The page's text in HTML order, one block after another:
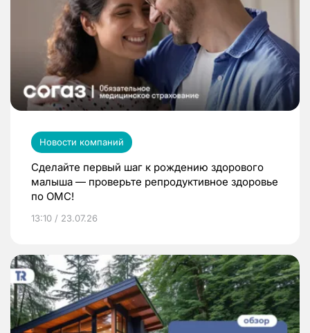
Новости компаний
Сделайте первый шаг к рождению здорового
малыша — проверьте репродуктивное здоровье
по ОМС!
13:10 / 23.07.26